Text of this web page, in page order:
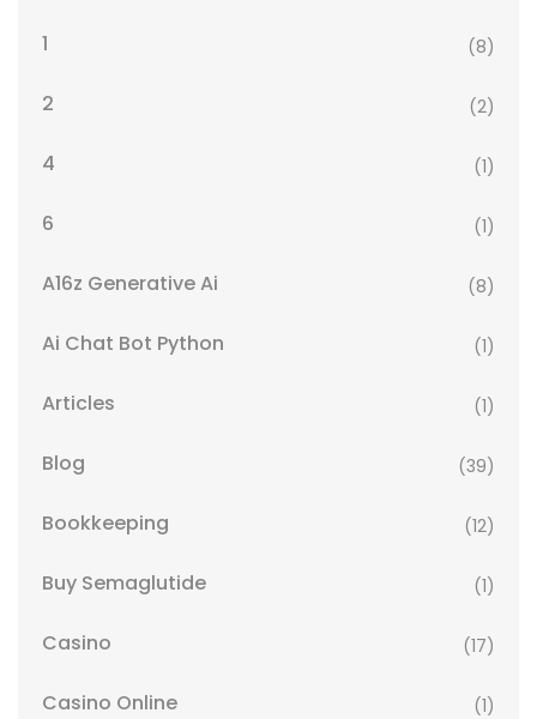
1 (8)
2 (2)
4 (1)
6 (1)
A16z Generative Ai (8)
Ai Chat Bot Python (1)
Articles (1)
Blog (39)
Bookkeeping (12)
Buy Semaglutide (1)
Casino (17)
Casino Online (1)